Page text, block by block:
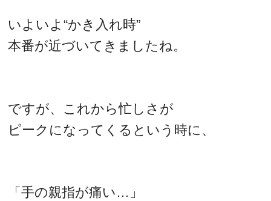
いよいよ“かき入れ時”
本番が近づいてきましたね。
ですが、これから忙しさが
ピークになってくるという時に、
「手の親指が痛い…」